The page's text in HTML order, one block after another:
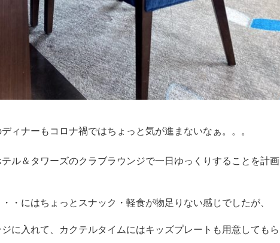
ィナーもコロナ禍ではちょっと気が進まないなぁ。。。
ル＆タワーズのクラブラウンジで一日ゆっくりすることを計画
・にはちょっとスナック・軽食が物足りない感じでしたが、
に入れて、カクテルタイムにはキッズプレートも用意してもら